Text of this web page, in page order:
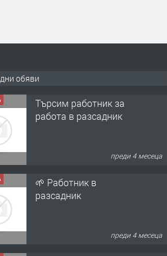
обяви
Търсим работник за
работа в разсадник
преди 4 месеца
🌱 Работник в
разсадник
преди 4 месеца